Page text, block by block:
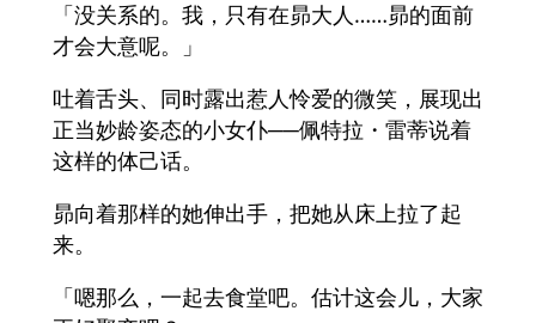
「没关系的。我，只有在昴大人……昴的面前
才会大意呢。」
吐着舌头、同时露出惹人怜爱的微笑，展现出
正当妙龄姿态的小女仆──佩特拉・雷蒂说着
这样的体己话。
昴向着那样的她伸出手，把她从床上拉了起
来。
「嗯那么，一起去食堂吧。估计这会儿，大家